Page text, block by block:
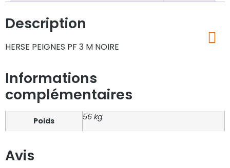
Description
HERSE PEIGNES PF 3 M NOIRE
Informations
complémentaires
Poids 56 kg
Avis